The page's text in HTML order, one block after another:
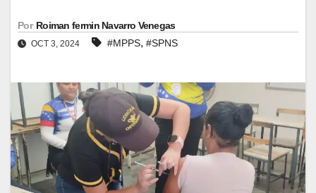
Por Roiman fermin Navarro Venegas
OCT 3, 2024 #MPPS, #SPNS